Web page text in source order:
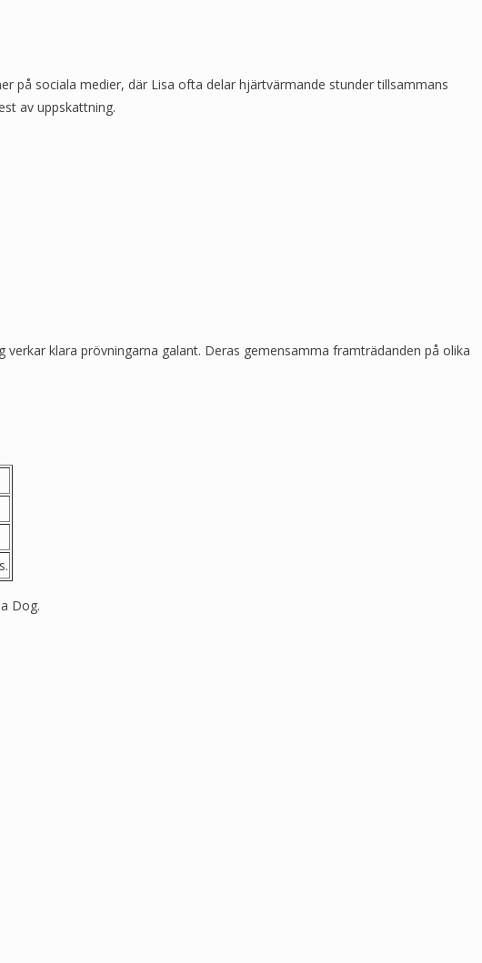
på sociala medier, där Lisa ofta delar hjärtvärmande stunder tillsammans
av uppskattning.
klara prövningarna galant. Deras gemensamma framträdanden på olika
Dog.